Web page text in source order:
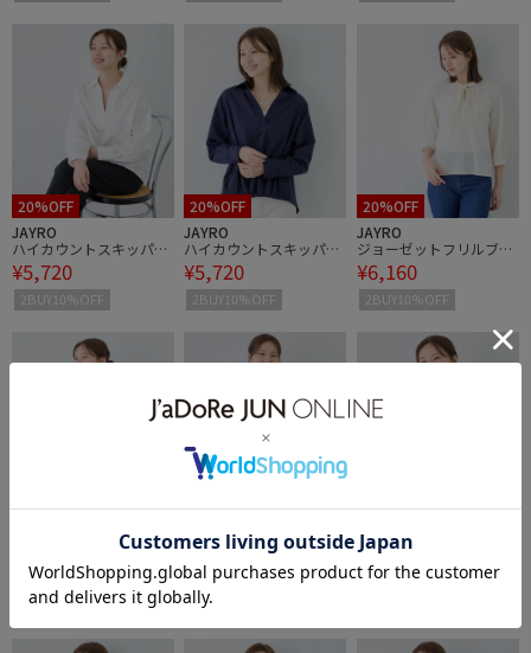
20%OFF
JAYRO
ハイカウントスキッパー
ブラウス
¥5,720
2BUY10%OFF
20%OFF
JAYRO
ハイカウントスキッパー
ブラウス
¥5,720
2BUY10%OFF
20%OFF
JAYRO
ジョーゼットフリルブラ
ウス
¥6,160
2BUY10%OFF
20%OFF
ウス
¥6,160
2BUY10%OFF
20%OFF
JAYRO
ジョーゼットフリルブラ
ウス
¥6,160
2BUY10%OFF
20%OFF
JAYRO
Vネックブロック配色リ
ブカーディガン
¥4,290